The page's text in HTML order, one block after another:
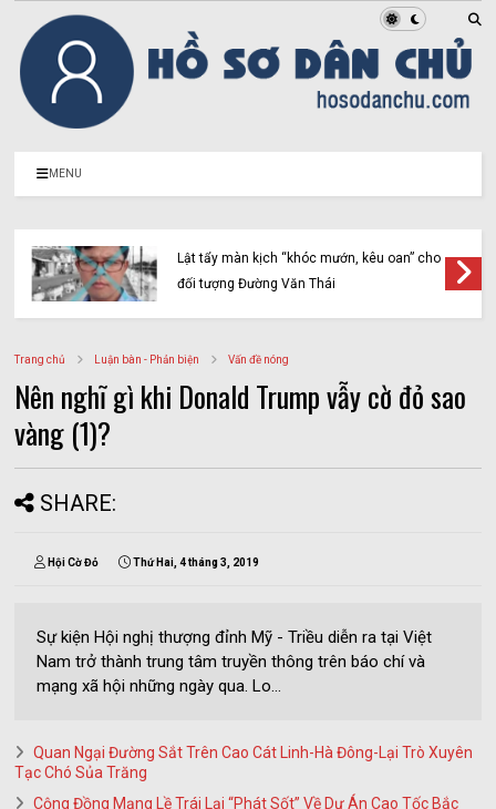
MENU
Lật tẩy màn kịch “khóc mướn, kêu oan” cho
đối tượng Đường Văn Thái
Trang chủ Luận bàn - Phản biện Vấn đề nóng
Nên nghĩ gì khi Donald Trump vẫy cờ đỏ sao
vàng (1)?
SHARE:
Hội Cờ Đỏ Thứ Hai, 4 tháng 3, 2019
Sự kiện Hội nghị thượng đỉnh Mỹ - Triều diễn ra tại Việt
Nam trở thành trung tâm truyền thông trên báo chí và
mạng xã hội những ngày qua. Lo...
Quan Ngại Đường Sắt Trên Cao Cát Linh-Hà Đông-Lại Trò Xuyên
Tạc Chó Sủa Trăng
Cộng Đồng Mạng Lề Trái Lại “Phát Sốt” Về Dự Án Cao Tốc Bắc